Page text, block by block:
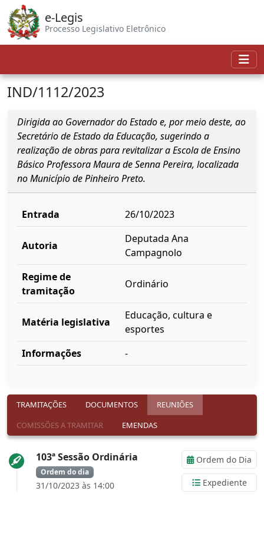
e-Legis
Processo Legislativo Eletrônico
IND/1112/2023
Dirigida ao Governador do Estado e, por meio deste, ao
Secretário de Estado da Educação, sugerindo a
realização de obras para revitalizar a Escola de Ensino
Básico Professora Maura de Senna Pereira, localizada
no Município de Pinheiro Preto.
Entrada 26/10/2023
Autoria
Deputada Ana
Campagnolo
Regime de
tramitação
Ordinário
Matéria legislativa
Educação, cultura e
esportes
Informações
-
TRAMITAÇÕES DOCUMENTOS
REUNIÕES
COMISSÕES A TRAMITAR
EMENDAS
103ª Sessão Ordinária
Ordem do dia
31/10/2023 às 14:00
Ordem do Dia
Expediente